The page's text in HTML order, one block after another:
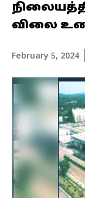
விலை
February 5, 2024